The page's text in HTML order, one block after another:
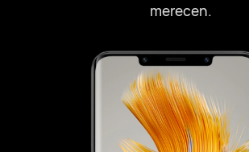
merecen.